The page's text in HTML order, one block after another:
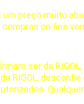
preço muito
on-line
ser da
RIGOL,